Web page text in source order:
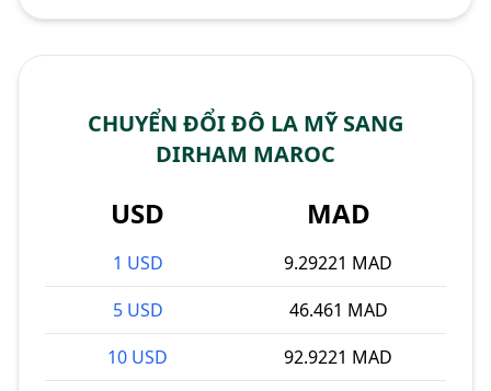
CHUYỂN ĐỔI ĐÔ LA MỸ SANG
DIRHAM MAROC
USD MAD
1 USD
9.29221 MAD
5 USD
46.461 MAD
10 USD
92.9221 MAD